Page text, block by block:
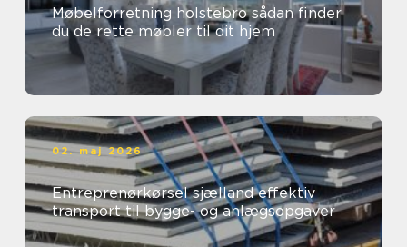
Møbelforretning holstebro sådan finder
du de rette møbler til dit hjem
02. maj 2026
Entreprenørkørsel sjælland effektiv
transport til bygge- og anlægsopgaver